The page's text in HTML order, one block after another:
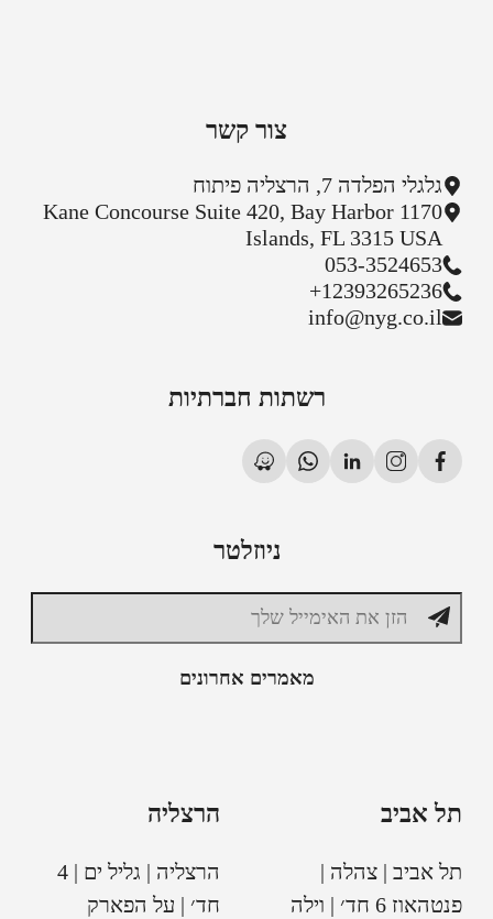
צור קשר
גלגלי הפלדה 7, הרצליה פיתוח
1170 Kane Concourse Suite 420, Bay Harbor
Islands, FL 3315 USA
053-3524653
+12393265236
info@nyg.co.il
רשתות חברתיות
ניוזלטר
מאמרים אחרונים
תל אביב
תל אביב | צהלה |
פנטהאוז 6 חד׳ | וילה
הרצליה
הרצליה | גליל ים | 4
חד׳ | על הפארק